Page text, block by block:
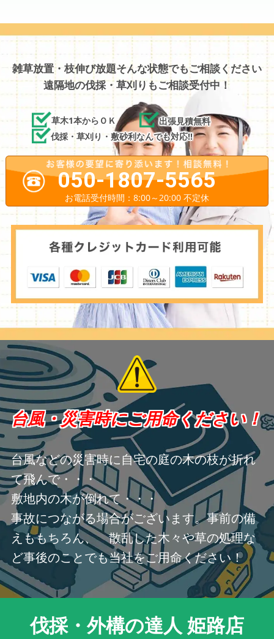
雑草放置・枝伸び放題そんな状態でもご相談ください
遠隔地の伐採・草刈りもご相談受付中！
草木1本からＯＫ
出張見積無料
伐採・草刈り・敷砂利なんでも対応!!
050-1807-5565
お電話受付時間：8:00～20:00 不定休
台風・災害時にご用命ください！
台風などの災害時に自宅の庭の木の枝が折れ
て飛んで・・・
敷地内の木が倒れて・・・
事故につながる場合がございます。事前の備
えももちろん、 散乱した木々や草の処理な
ど事後のことでも当社をご用命ください！
伐採・外構の達人 姫路店